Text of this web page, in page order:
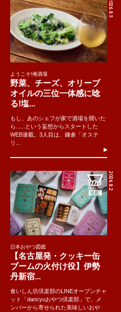
2026.8.5
ようこそ!俺酒場
野菜、チーズ、オリーブ
オイルの三位一体感に唸
る!塩...
もし、あのシェフが家で酒場を開いた
ら......という妄想からスタートした
WEB連載。3人目は、鎌倉「オステ
リ...
2026.8.2
日本おやつ図鑑
【名古屋発・クッキー缶
ブームの火付け役】伊勢
丹新宿...
食いしん坊倶楽部のLINEオープンチャ
ット「dancyuおやつ倶楽部」で、メ
ンバーから寄せられた美味しいおや